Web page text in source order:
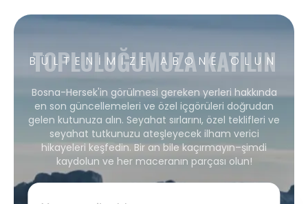
BÜLTENIMIZE ABONE OLUN
TOPLULUĞUMUZA KATILIN
Bosna-Hersek'in görülmesi gereken yerleri hakkında
en son güncellemeleri ve özel içgörüleri doğrudan
gelen kutunuza alın. Seyahat sırlarını, özel teklifleri ve
seyahat tutkunuzu ateşleyecek ilham verici
hikayeleri keşfedin. Bir an bile kaçırmayın–şimdi
kaydolun ve her maceranın parçası olun!